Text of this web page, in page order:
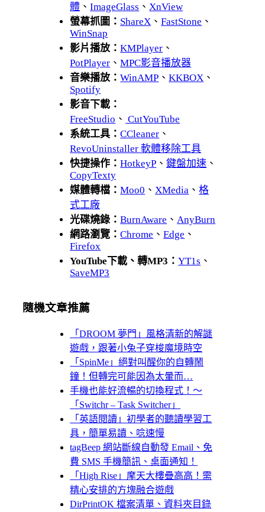
體 、ImageGlass 、 XnView
螢幕抓圖： ShareX 、FastStone 、
WinSnap
影片播放：KMPlayer 、
PotPlayer 、MPC影音播放器
音樂播放：WinAMP 、KKBOX 、
Spotify
影音下載：
FreeStudio 、 CutYouTube
系統工具：CCleaner 、
RevoUninstaller 軟體移除工具
快捷操作：HotkeyP 、鍵盤加速 、
CopyTexty
媒體轉檔：Moo0 、 XMedia 、格
式工廠
光碟燒錄：BurnAware 、 AnyBurn
網路瀏覽：Chrome 、Edge 、
Firefox
YouTube下載、轉MP3：YT1s 、
SaveMP3
隨機文章推薦
「DROOM 夢門」風格清新的解謎
遊戲，跟著小兔子穿梭魔境時空
「SpinMe」絕對叫醒你的自轉鬧
鐘！但轉完可能因為太暈而…
手機也能好流暢的切換程式！～
「Switchr – Task Switcher」
「英語閱讀」初學者的聽讀學習工
具，簡單易讀、唸速慢
tagBeep 網站斷線自動發 Email、免
費 SMS 手機簡訊、桌面通知！
「High Rise」摩天大樓疊高高！需
精心安排的方塊融合遊戲
DirPrintOK 檔案清單、資料夾目錄